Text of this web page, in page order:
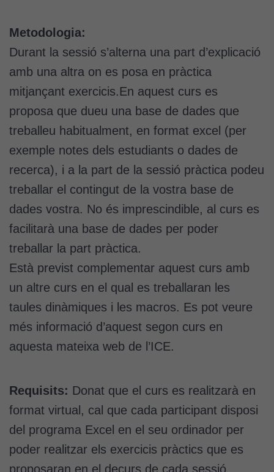
Metodologia:
Durant la sessió s’alterna una part d’explicació
amb una altra on es posa en pràctica
mitjançant exercicis.En aquest curs es
proposa que dueu una base de dades que
treballeu habitualment, en format excel (per
exemple notes dels estudiants o dades de
recerca), i a la part de la sessió pràctica podeu
treballar el contingut de la vostra base de
dades vostra. No és imprescindible, al curs es
facilitarà una base de dades per poder
treballar la part pràctica.
Està previst complementar aquest curs amb
un altre curs en el qual es treballaran les
taules dinàmiques i les macros. Es pot veure
més informació d’aquest segon curs en
aquesta mateixa web de l’ICE.
Requisits: Donat que el curs es realitzarà en
format virtual, cal que cada participant disposi
del programa Excel en el seu ordinador per
poder realitzar els exercicis pràctics que es
proposaran en el decurs de cada sessió.